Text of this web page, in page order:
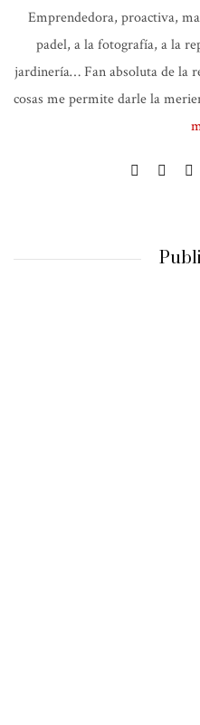
Emprendedora, proactiva,
padel, a la fotografía, a la
jardinería… Fan absoluta de la
cosas me permite darle la